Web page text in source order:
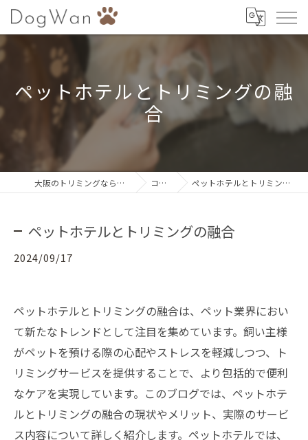
ペットホテルとトリミングの融
合
大阪のトリミングならDogWan コラム ペットホテルとトリミングの融合
ペットホテルとトリミングの融合
2024/09/17
ペットホテルとトリミングの融合は、ペット業界におい
て新たなトレンドとして注目を集めています。飼い主様
がペットを預ける際の心配やストレスを軽減しつつ、ト
リミングサービスを提供することで、より包括的で便利
なケアを実現しています。このブログでは、ペットホテ
ルとトリミングの融合の現状やメリット、実際のサービ
ス内容について詳しく紹介します。ペットホテルでは、